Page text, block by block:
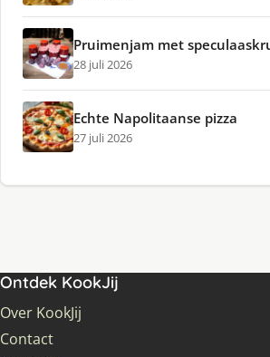
Pruimenjam met
28 juli 2026
Echte Napolitaanse pizza
27 juli 2026
Ontdek KookJij
Over KookJij
Contact